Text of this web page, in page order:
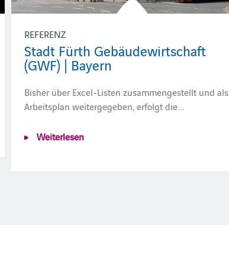
REFERENZ
Stadt Fürth Gebäudewirtschaft
(GWF) | Bayern
Bisher über Excel-Listen zusammengestellt und als
Arbeitsplan weitergegeben, erfolgt die …
Weiterlesen